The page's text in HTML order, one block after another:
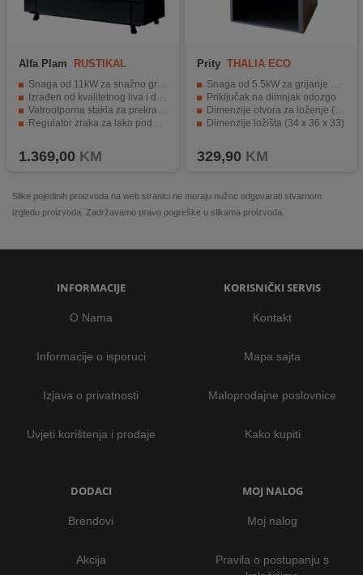
Alfa Plam RUSTIKAL
Snaga od 11kW za snažno grijanje
Izrađen od kvalitetnog liva i debelih limenih ploča
Vatrootporna stakla za prekrasan pogled na vatru
Regulator zraka za lako podešavanje temperature
1.369,00 KM
Prity THALIA ECO
Snaga od 5.5kW za grijanje do 40m²
Priključak na dimnjak odozgo
Dimenzije otvora za loženje (27 x 30)
Dimenzije ložišta (34 x 36 x 33)
329,90 KM
Slike pojedinih proizvoda na web stranici ne moraju nužno odgovarati stvarnom
izgledu proizvoda. Zadržavamo pravo pogreške u slikama proizvoda.
INFORMACIJE
O Nama
Informacije o isporuci
Izjava o privatnosti
Uvjeti korištenja i prodaje
KORISNIČKI SERVIS
Kontakt
Mapa sajta
Maloprodajne poslovnice
Kako kupiti
DODACI
Brendovi
Akcija
MOJ NALOG
Moj nalog
Pravila o postupanju s